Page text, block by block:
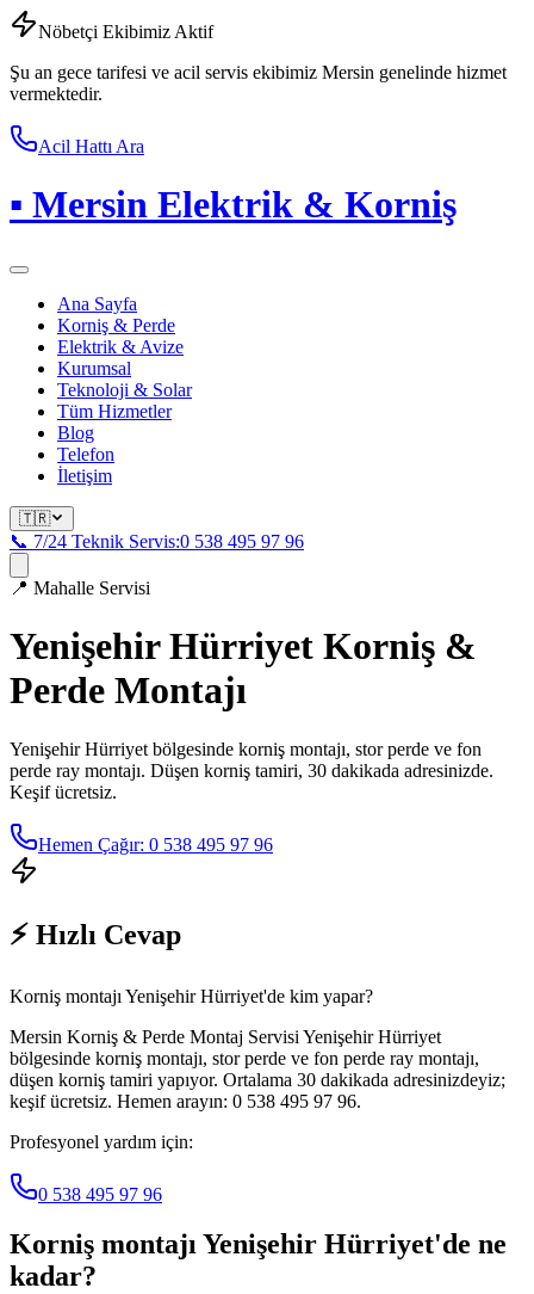
Nöbetçi Ekibimiz Aktif
Şu an gece tarifesi ve acil servis ekibimiz Mersin genelinde hizmet
vermektedir.
Acil Hattı Ara
▪ Mersin Elektrik & Korniş
Ana Sayfa
Korniş & Perde
Elektrik & Avize
Kurumsal
Teknoloji & Solar
Tüm Hizmetler
Blog
Telefon
İletişim
🇹🇷
📞 7/24 Teknik Servis:0 538 495 97 96
📍 Mahalle Servisi
Yenişehir Hürriyet Korniş &
Perde Montajı
Yenişehir Hürriyet bölgesinde korniş montajı, stor perde ve fon
perde ray montajı. Düşen korniş tamiri, 30 dakikada adresinizde.
Keşif ücretsiz.
Hemen Çağır: 0 538 495 97 96
⚡ Hızlı Cevap
Korniş montajı Yenişehir Hürriyet'de kim yapar?
Mersin Korniş & Perde Montaj Servisi Yenişehir Hürriyet
bölgesinde korniş montajı, stor perde ve fon perde ray montajı,
düşen korniş tamiri yapıyor. Ortalama 30 dakikada adresinizdeyiz;
keşif ücretsiz. Hemen arayın: 0 538 495 97 96.
Profesyonel yardım için:
0 538 495 97 96
Korniş montajıYenişehir Hürriyet'de ne
kadar?